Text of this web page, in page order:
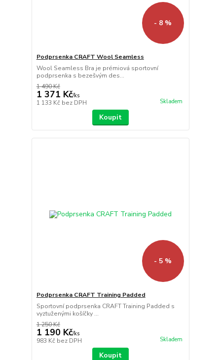
- 8 %
Podprsenka CRAFT Wool Seamless
Wool Seamless Bra je prémiová sportovní
podprsenka s bezešvým des...
1 490 Kč
1 371 Kč/ks
1 133 Kč bez DPH Skladem
Koupit
- 5 %
Podprsenka CRAFT Training Padded
Sportovní podprsenka CRAFT Training Padded s
vyztuženými košíčky ...
1 250 Kč
1 190 Kč/ks
983 Kč bez DPH Skladem
Koupit